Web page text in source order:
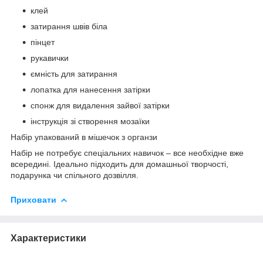
клей
затирання швів біла
пінцет
рукавички
ємність для затирання
лопатка для нанесення затірки
спонж для видалення зайвої затірки
інструкція зі створення мозаїки
Набір упакований в мішечок з органзи
Набір не потребує спеціальних навичок – все необхідне вже
всередині. Ідеально підходить для домашньої творчості,
подарунка чи спільного дозвілля.
Приховати
Характеристики